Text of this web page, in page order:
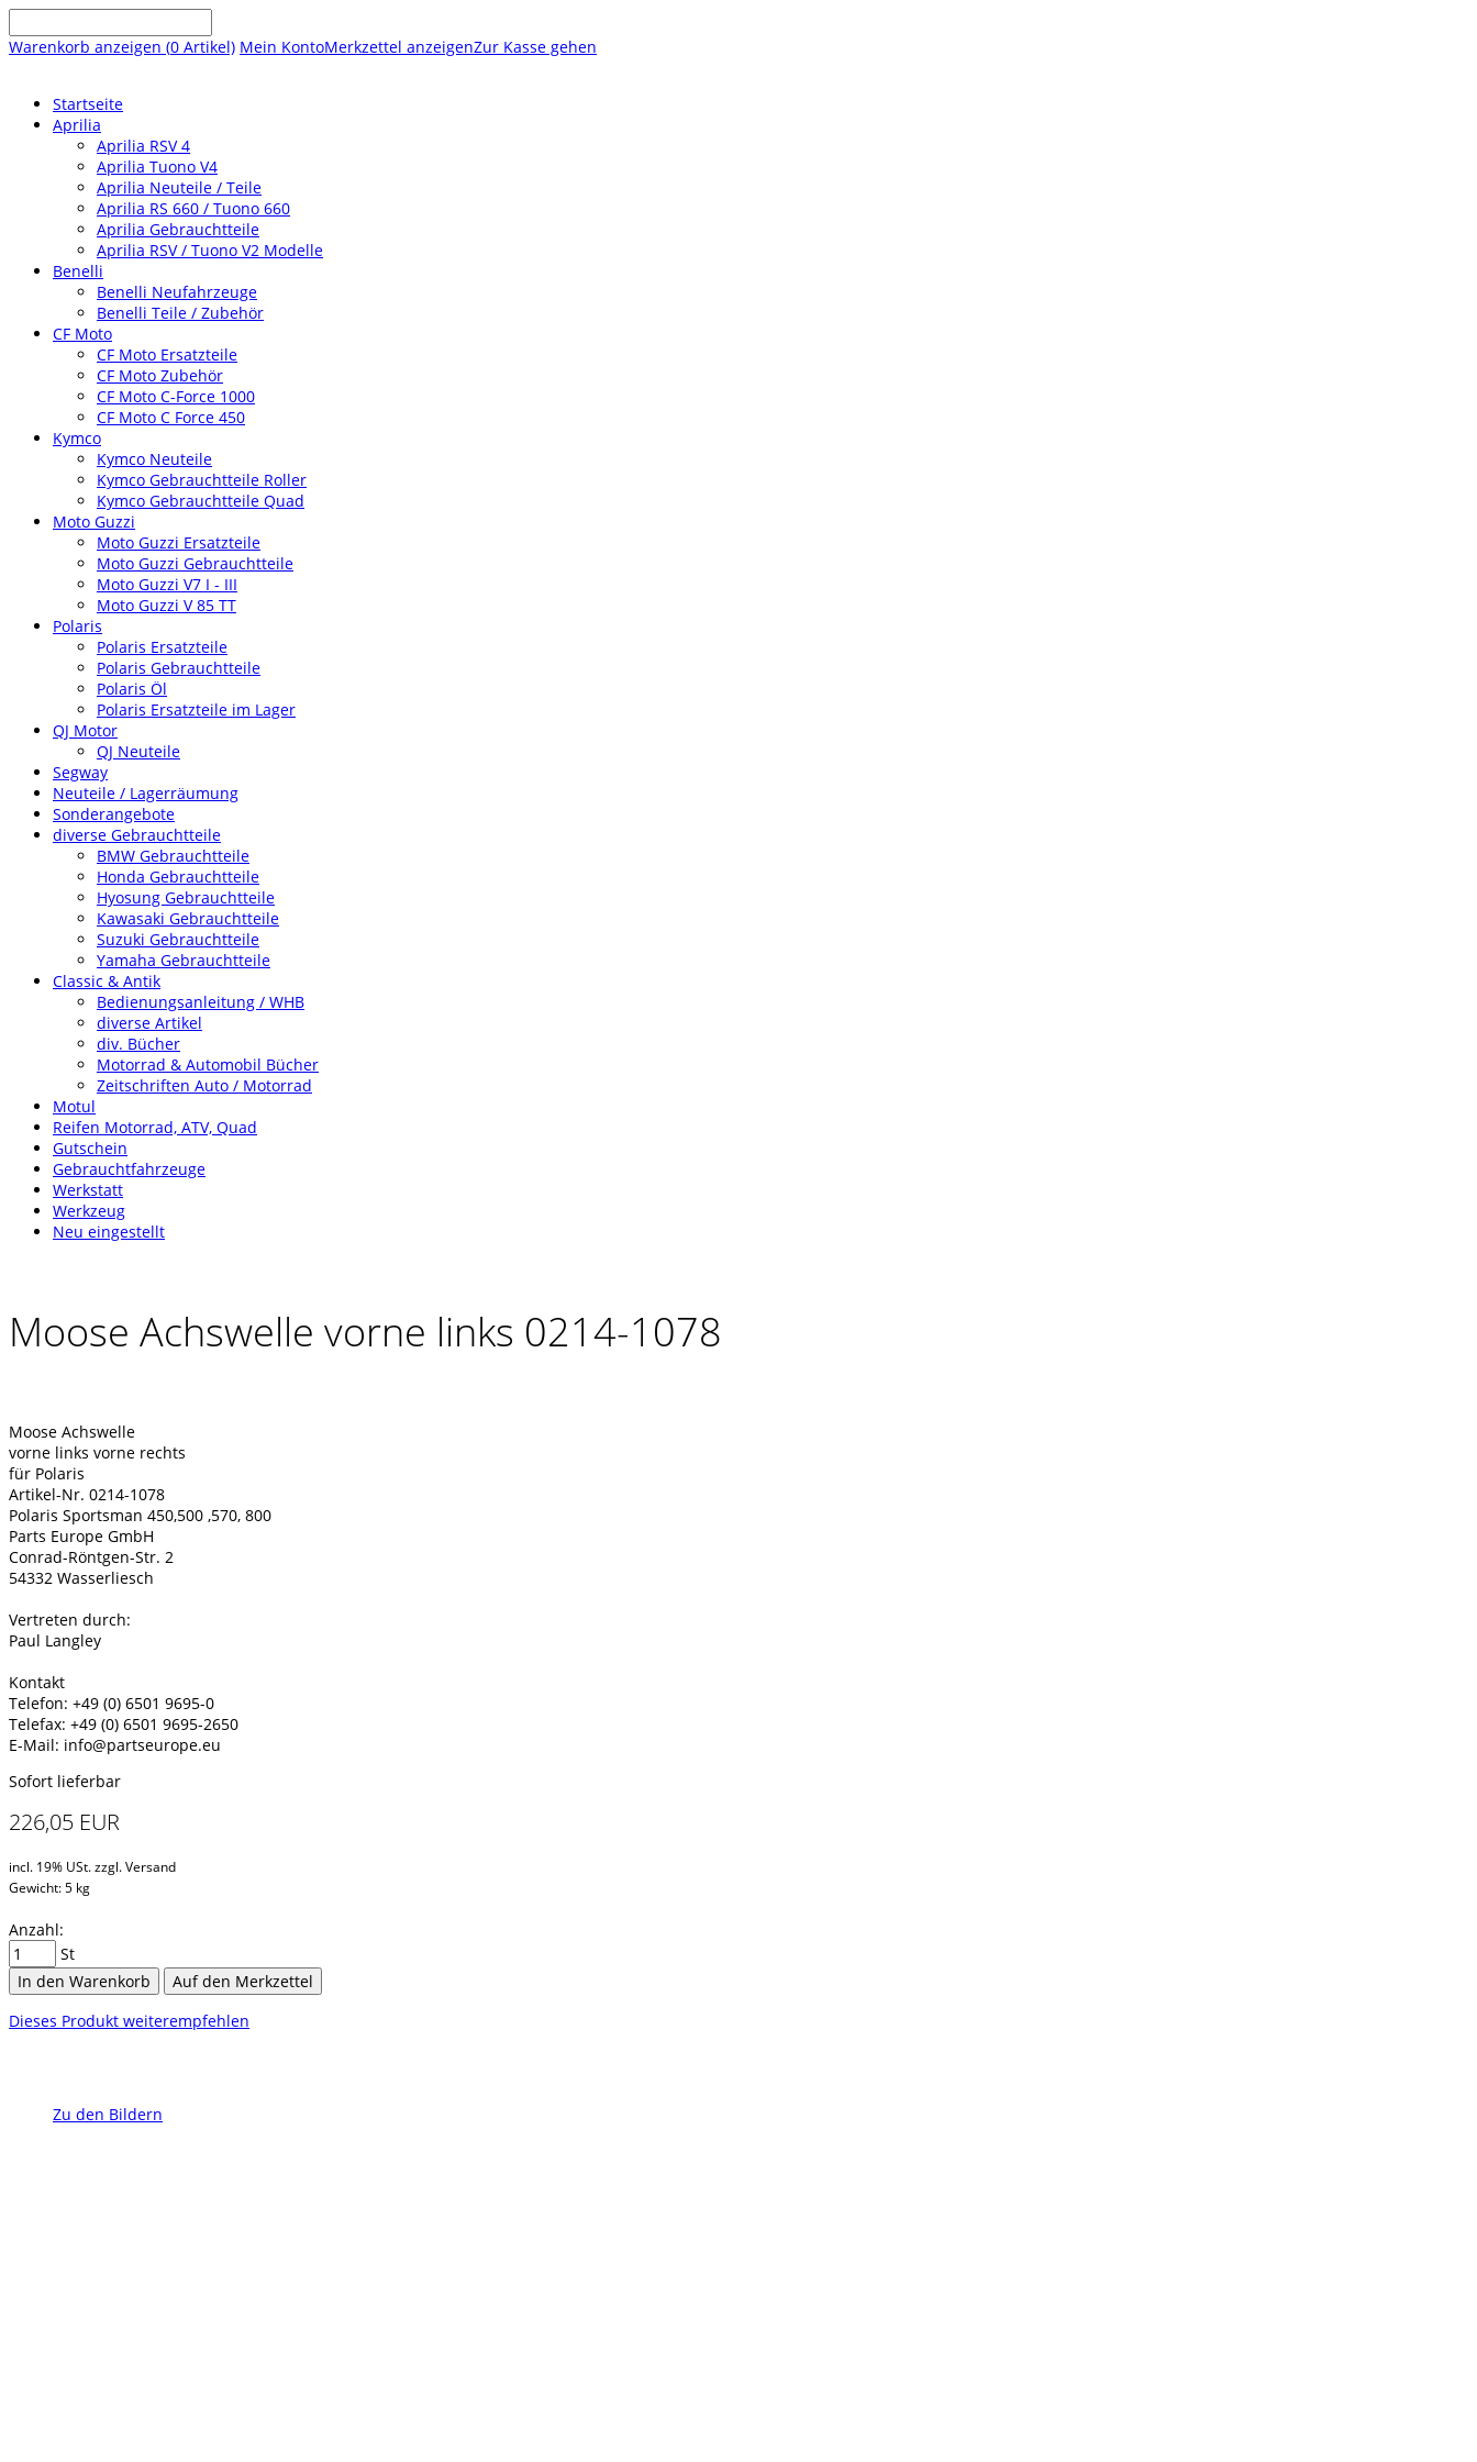
Warenkorb anzeigen (0 Artikel) Mein KontoMerkzettel anzeigenZur Kasse gehen
Startseite
Aprilia
Aprilia RSV 4
Aprilia Tuono V4
Aprilia Neuteile / Teile
Aprilia RS 660 / Tuono 660
Aprilia Gebrauchtteile
Aprilia RSV / Tuono V2 Modelle
Benelli
Benelli Neufahrzeuge
Benelli Teile / Zubehör
CF Moto
CF Moto Ersatzteile
CF Moto Zubehör
CF Moto C-Force 1000
CF Moto C Force 450
Kymco
Kymco Neuteile
Kymco Gebrauchtteile Roller
Kymco Gebrauchtteile Quad
Moto Guzzi
Moto Guzzi Ersatzteile
Moto Guzzi Gebrauchtteile
Moto Guzzi V7 I - III
Moto Guzzi V 85 TT
Polaris
Polaris Ersatzteile
Polaris Gebrauchtteile
Polaris Öl
Polaris Ersatzteile im Lager
QJ Motor
QJ Neuteile
Segway
Neuteile / Lagerräumung
Sonderangebote
diverse Gebrauchtteile
BMW Gebrauchtteile
Honda Gebrauchtteile
Hyosung Gebrauchtteile
Kawasaki Gebrauchtteile
Suzuki Gebrauchtteile
Yamaha Gebrauchtteile
Classic & Antik
Bedienungsanleitung / WHB
diverse Artikel
div. Bücher
Motorrad & Automobil Bücher
Zeitschriften Auto / Motorrad
Motul
Reifen Motorrad, ATV, Quad
Gutschein
Gebrauchtfahrzeuge
Werkstatt
Werkzeug
Neu eingestellt
Moose Achswelle vorne links 0214-1078
Moose Achswelle
vorne links vorne rechts
für Polaris
Artikel-Nr. 0214-1078
Polaris Sportsman 450,500 ,570, 800
Parts Europe GmbH
Conrad-Röntgen-Str. 2
54332 Wasserliesch
Vertreten durch:
Paul Langley
Kontakt
Telefon: +49 (0) 6501 9695-0
Telefax: +49 (0) 6501 9695-2650
E-Mail: info@partseurope.eu
Sofort lieferbar
226,05 EUR
incl. 19% USt. zzgl. Versand
Gewicht: 5 kg
Anzahl:
St
In den Warenkorb
Auf den Merkzettel
Dieses Produkt weiterempfehlen
Zu den Bildern